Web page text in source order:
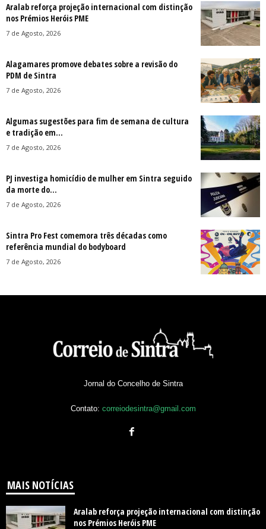
Aralab reforça projeção internacional com distinção
nos Prémios Heróis PME
7 de Agosto, 2026
Alagamares promove debates sobre a revisão do
PDM de Sintra
7 de Agosto, 2026
Algumas sugestões para fim de semana de cultura
e tradição em...
7 de Agosto, 2026
PJ investiga homicídio de mulher em Sintra seguido
da morte do...
7 de Agosto, 2026
Sintra Pro Fest comemora três décadas como
referência mundial do bodyboard
7 de Agosto, 2026
Jornal do Concelho de Sintra
Contato: correiodesintra@gmail.com
MAIS NOTÍCIAS
Aralab reforça projeção internacional com distinção
nos Prémios Heróis PME